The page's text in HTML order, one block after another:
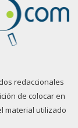
redaccionales
de colocar en
material utilizado